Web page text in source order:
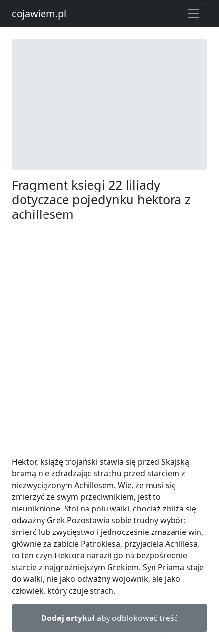
cojawiem.pl
Fragment ksiegi 22 liliady
dotyczace pojedynku hektora z
achillesem
Hektor, książę trojański stawia się przed Skajską
bramą nie zdradzając strachu przed starciem z
niezwyciężonym Achillesem. Wie, że musi się
zmierzyć ze swym przeciwnikiem, jest to
nieuniknione. Stoi na polu walki, chociaż zbliża się
odważny Grek.Pozostawia sobie trudny wybór:
śmierć lub zwycięstwo i jednocześnie zmazanie win,
głównie za zabicie Patroklesa, przyjaciela Achillesa,
to ten czyn Hektora naraził go na bezpośrednie
starcie z najgroźniejszym Grekiem. Syn Priama staje
do walki, nie jako odważny wojownik, ale jako
człowiek, który czuje strach.
Dodaj artykułaby odblokować treść